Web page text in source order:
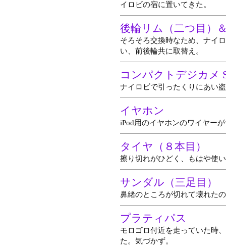
イロビの宿に置いてきた。
後輪リム（二つ目）
そろそろ交換時なため、ナイ
い、前後輪共に取替え。
コンパクトデジカメ
ナイロビで引ったくりにあい
イヤホン
iPod用のイヤホンのワイヤー
タイヤ（８本目）
擦り切れがひどく、もはや使
サンダル（三足目）
鼻緒のところが切れて壊れた
プラティパス
モロゴロ付近を走っていた時
た。気づかず。